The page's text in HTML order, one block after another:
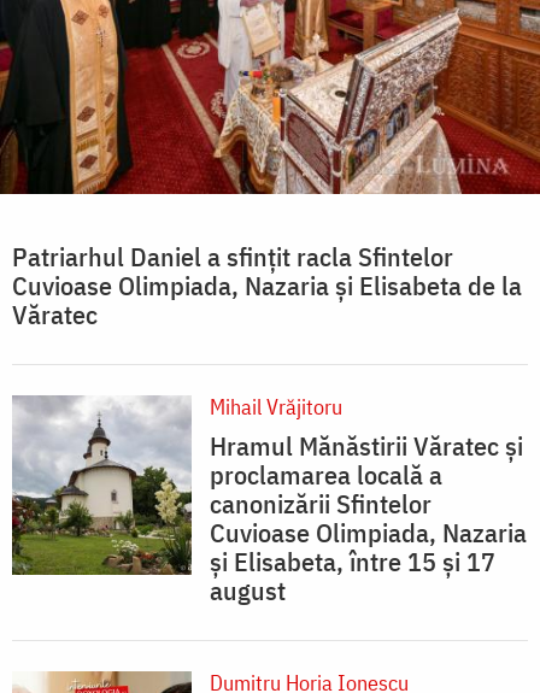
Patriarhul Daniel a sfințit racla Sfintelor
Cuvioase Olimpiada, Nazaria și Elisabeta de la
Văratec
Mihail Vrăjitoru
Hramul Mănăstirii Văratec și
proclamarea locală a
canonizării Sfintelor
Cuvioase Olimpiada, Nazaria
și Elisabeta, între 15 și 17
august
Dumitru Horia Ionescu